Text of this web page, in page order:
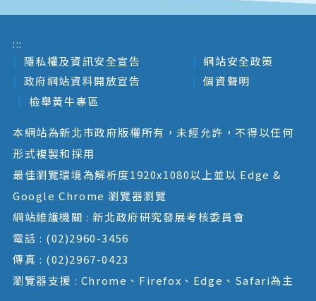
:::
隱私權及資訊安全宣告
網站安全政策
政府網站資料開放宣告
個資聲明
檢舉黃牛專區
本網站為新北市政府版權所有，未經允許，不得以任何
形式複製和採用
最佳瀏覽環境為解析度1920x1080以上並以 Edge &
Google Chrome 瀏覽器瀏覽
網站維護機關 : 新北政府研究發展考核委員會
電話 : (02)2960-3456
傳真 : (02)2967-0423
瀏覽器支援 : Chrome、Firefox、Edge、Safari為主